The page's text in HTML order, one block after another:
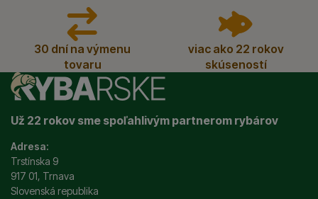
30 dní na výmenu
tovaru
viac ako 22 rokov
skúseností
Už 22 rokov sme spoľahlivým partnerom rybárov
Adresa:
Trstínska 9
917 01, Trnava
Slovenská republika